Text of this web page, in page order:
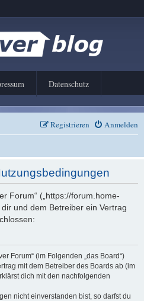
Datenschutz
Anmelden
Registrieren
Forum“ („https://forum.home-
und dem Betreiber ein Vertrag
Forum“ (im Folgenden „das Board“)
mit dem Betreiber des Boards ab (im
dich mit den nachfolgenden
nicht einverstanden bist, so darfst du